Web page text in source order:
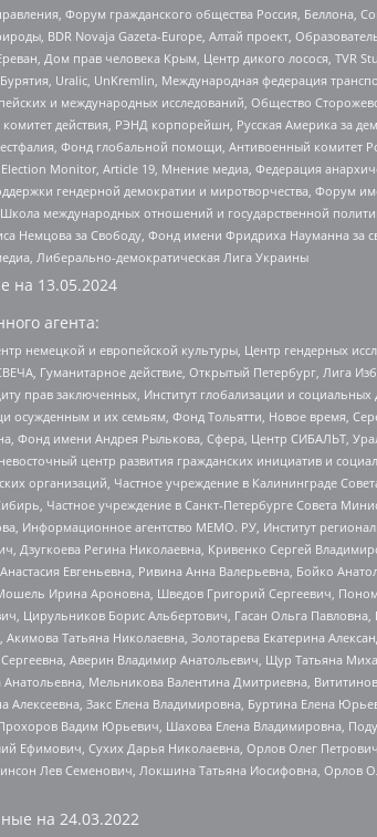
Форум гражданского общества Россия,
BDR Novaja Gazeta-Europe, Алтай проект,
Дом прав человека Крым, Центр дикого лосося,
Uralic, UnKremlin, Международная федерация
и международных исследований, Общество
действия, РЭНД корпорейшн, Русская Америка за
Фонд глобальной помощи, Антивоенный комитет
Monitor, Article 19, Мнение медиа, Федерация
гендерной демократии и миротворчества, Форум
международных отношений и государственной
за Свободу, Фонд имени Фридриха Науманна за
Либерально-демократическая Лига Украины
на 13.05.2024
агента:
немецкой и европейской культуры, Центр гендерных
Гуманитарное действие, Открытый Петербург, Лига
прав заключенных, Институт глобализации и
и их семьям, Фонд Тольятти, Новое время,
Фонд имени Андрея Рылькова, Сфера, Центр СИБАЛЬТ,
центр развития гражданских инициатив и
Частное учреждение в Калининграде
Частное учреждение в Санкт-Петербурге Совета
Информационное агентство МЕМО. РУ, Институт
Дзугкоева Регина Николаевна, Кривенко Сергей
Евгеньевна, Ривина Анна Валерьевна, Бойко
Ирина Ароновна, Шведов Григорий Сергеевич,
Цирульников Борис Альбертович, Гасан Ольга
Татьяна Николаевна, Золотарева Екатерина
Аверин Владимир Анатольевич, Щур Татьяна
Мельникова Валентина Дмитриевна,
Алексеевна, Закс Елена Владимировна, Буртина Елена
Вадим Юрьевич, Шахова Елена Владимировна,
Ефимович, Сухих Дарья Николаевна, Орлов Олег
Лев Семенович, Локшина Татьяна Иосифовна, Орлов
на 24.03.2022